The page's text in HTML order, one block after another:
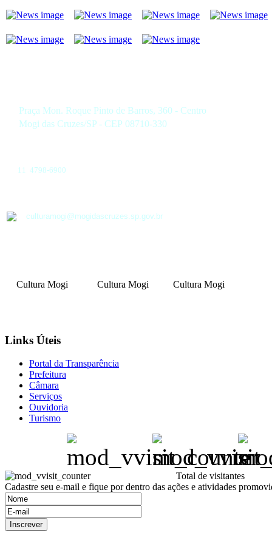
Praça Mon. Roque Pinto de Barros, 360 - Centro
Mogi das Cruzes/SP - CEP 08710-330
11 4798-6900
culturamogi@mogidascruzes.sp.gov.br
Cultura Mogi Cultura Mogi Cultura Mogi
Links Úteis
Portal da Transparência
Prefeitura
Câmara
Serviços
Ouvidoria
Turismo
Total de visitantes
Cadastre seu e-mail e fique por dentro das ações e atividades